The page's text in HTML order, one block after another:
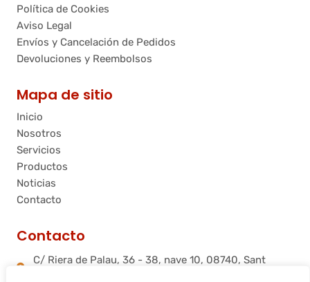
Política de Cookies
Aviso Legal
Envíos y Cancelación de Pedidos
Devoluciones y Reembolsos
Mapa de sitio
Inicio
Nosotros
Servicios
Productos
Noticias
Contacto
Contacto
C/ Riera de Palau, 36 - 38, nave 10, 08740, Sant